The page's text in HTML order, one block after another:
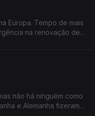
Europa. Tempo de mais
na renovação de
não há ninguém como
e Alemanha fizeram